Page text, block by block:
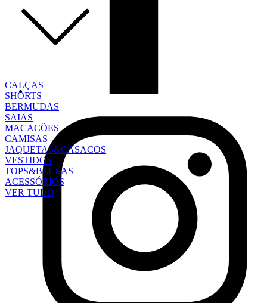
CALÇAS
SHORTS
BERMUDAS
SAIAS
MACACÕES
CAMISAS
JAQUETAS&CASACOS
VESTIDOS
TOPS&BLUSAS
ACESSÓRIOS
VER TUDO